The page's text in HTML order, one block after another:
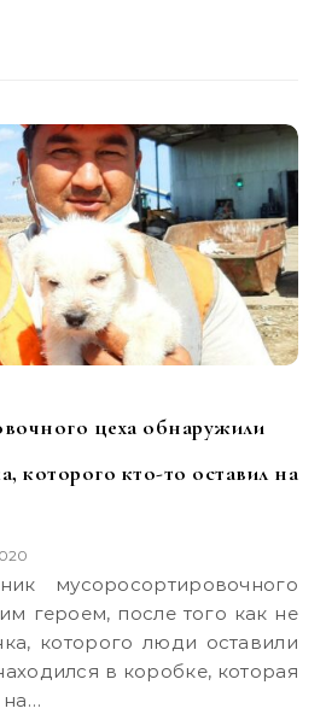
цеха обнаружили
которого кто-то оставил на
героем, после того как не
которого люди оставили
в коробке, которая
на…